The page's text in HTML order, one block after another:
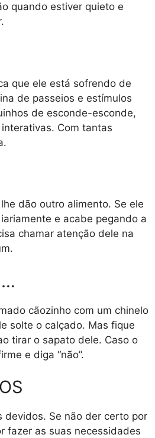
quando estiver quieto e
que ele está sofrendo de
de passeios e estímulos
de esconde-esconde,
Com tantas
dão outro alimento. Se ele
e acabe pegando a
chamar atenção dele na
cãozinho com um chinelo
solte o calçado. Mas fique
tirar o sapato dele. Caso o
e diga “não”.
devidos. Se não der certo por
fazer as suas necessidades